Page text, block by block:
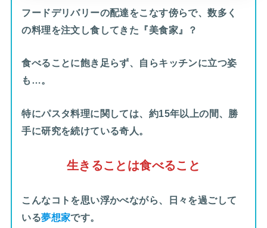
フードデリバリーの配達をこなす傍らで、数多く
の料理を注文し食してきた『美食家』？
食べることに飽き足らず、自らキッチンに立つ姿
も…。
特にパスタ料理に関しては、約15年以上の間、勝
手に研究を続けている奇人。
生きることは食べること
こんなコトを思い浮かべながら、日々を過ごして
いる夢想家です。